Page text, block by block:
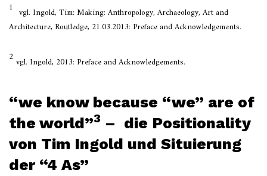
1 vgl. Ingold, Tim: Making: Anthropology, Archaeology, Art and
Architecture, Routledge, 21.03.2013: Preface and Acknowledgements.
2 vgl. Ingold, 2013: Preface and Acknowledgements.
“we know because “we” are of
the world”3 – die Positionality
von Tim Ingold und Situierung
der “4 As”